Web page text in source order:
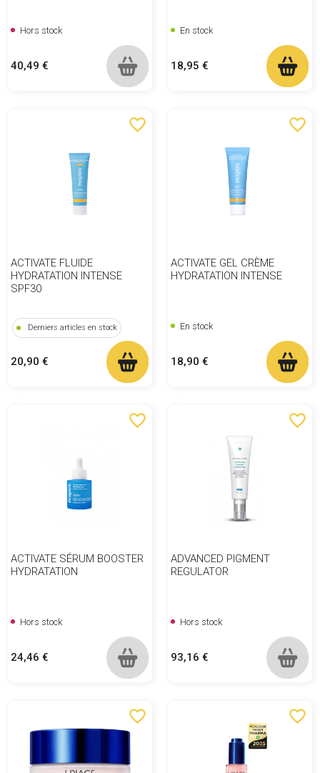
Hors stock
Prix
40,49 €
En stock
Prix
18,95 €
favorite_border
ACTIVATE FLUIDE
HYDRATATION INTENSE
SPF30
Derniers articles en stock
Prix
20,90 €
favorite_border
ACTIVATE GEL CRÈME
HYDRATATION INTENSE
En stock
Prix
18,90 €
favorite_border
ACTIVATE SÉRUM BOOSTER
HYDRATATION
Hors stock
Prix
24,46 €
favorite_border
ADVANCED PIGMENT
REGULATOR
Hors stock
Prix
93,16 €
favorite_border favorite_border